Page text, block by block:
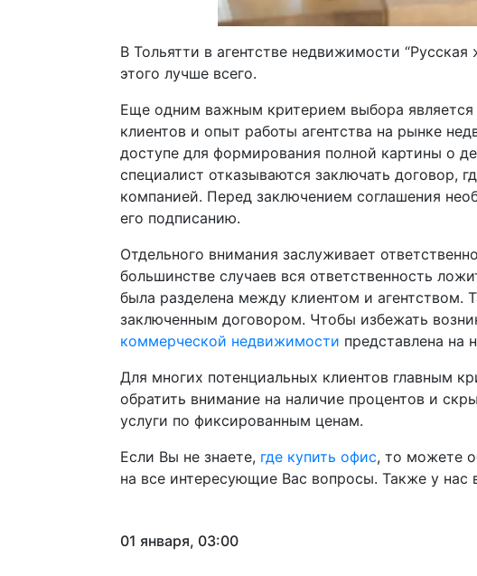
В Тольятти в агентстве недвижимости
этого лучше всего.
Еще одним важным критерием выбора является
клиентов и опыт работы агентства на рынке
доступе для формирования полной картины о
специалист отказываются заключать договор,
компанией. Перед заключением соглашения
его подписанию.
Отдельного внимания заслуживает
большинстве случаев вся ответственность
была разделена между клиентом и агентством.
заключенным договором. Чтобы избежать
коммерческой недвижимости представлена на
Для многих потенциальных клиентов главным
обратить внимание на наличие процентов и
услуги по фиксированным ценам.
Если Вы не знаете, где купить офис, то можете
на все интересующие Вас вопросы. Также у
01 января, 03:00